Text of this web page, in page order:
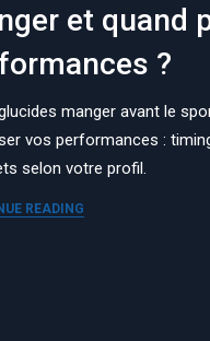
et quand
?
manger avant le
vos performances :
selon votre profil.
READING